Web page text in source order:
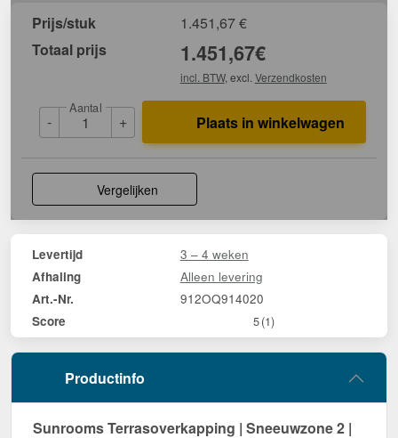
Prijs/stuk 1.451,67€
Totaal prijs
1.451,67€
incl. BTW, excl. Verzendkosten
-
Aantal
+ Plaats in winkelwagen
Vergelijken
Levertijd 3 – 4 weken
Afhaling Alleen levering
Art.-Nr. 912OQ914020
Score 5(1)
Productinfo
Sunrooms Terrasoverkapping | Sneeuwzone 2 |